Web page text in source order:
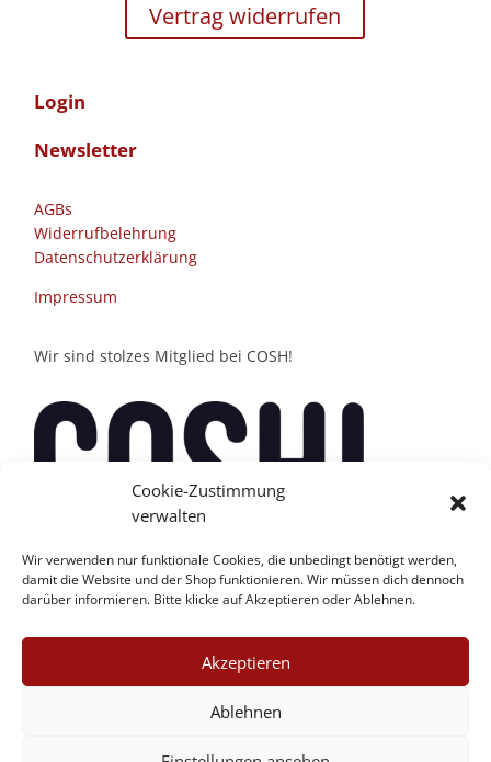
Cookie-Zustimmung
verwalten
Wir verwenden nur funktionale Cookies, die unbedingt benötigt werden,
damit die Website und der Shop funktionieren. Wir müssen dich dennoch
darüber informieren. Bitte klicke auf Akzeptieren oder Ablehnen.
Akzeptieren
Ablehnen
Vertrag widerrufen
Login
Newsletter
AGBs
Widerrufbelehrung
Datenschutzerklärung
Impressum
Wir sind stolzes Mitglied bei COSH!